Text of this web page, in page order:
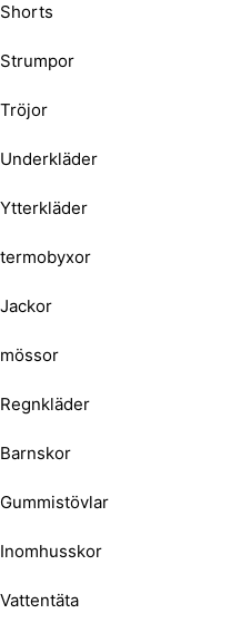
Shorts
Strumpor
Tröjor
Underkläder
Ytterkläder
termobyxor
Jackor
mössor
Regnkläder
Barnskor
Gummistövlar
Inomhusskor
Vattentäta